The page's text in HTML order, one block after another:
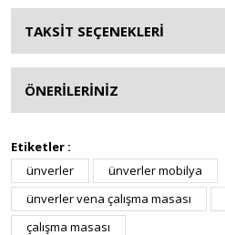
TAKSİT SEÇENEKLERİ
ÖNERİLERİNİZ
Etiketler :
ünverler
ünverler mobilya
ünverler vena çalışma masası
çalışma masası